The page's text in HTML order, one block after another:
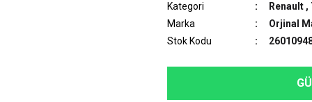
Kategori Renault ,
Marka
Orjinal
Stok Kodu